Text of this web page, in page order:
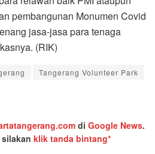
pembangunan Monumen Covid
jasa-jasa para tenaga
(RIK)
Tangerang Volunteer Park
di Google News.
klik tanda bintang*